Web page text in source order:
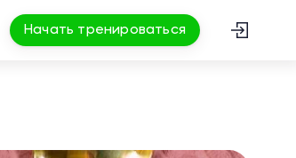
Начать тренироваться